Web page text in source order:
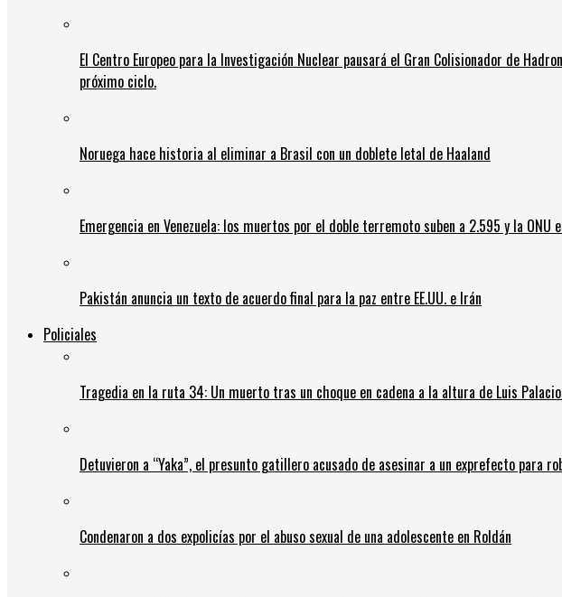
El Centro Europeo para la Investigación Nuclear pausará el Gran Colisionador de
próximo ciclo.
Noruega hace historia al eliminar a Brasil con un doblete letal de Haaland
Emergencia en Venezuela: los muertos por el doble terremoto suben a 2.595 y la
Pakistán anuncia un texto de acuerdo final para la paz entre EE.UU. e Irán
Policiales
Tragedia en la ruta 34: Un muerto tras un choque en cadena a la altura de Luis
Detuvieron a “Yaka”, el presunto gatillero acusado de asesinar a un exprefecto para
Condenaron a dos expolicías por el abuso sexual de una adolescente en Roldán